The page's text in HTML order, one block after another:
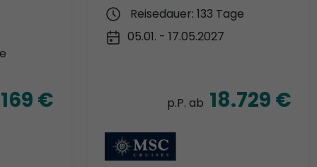
€
Reisedauer: 133 Tage
05.01. - 17.05.2027
p.P. ab 18.729 €